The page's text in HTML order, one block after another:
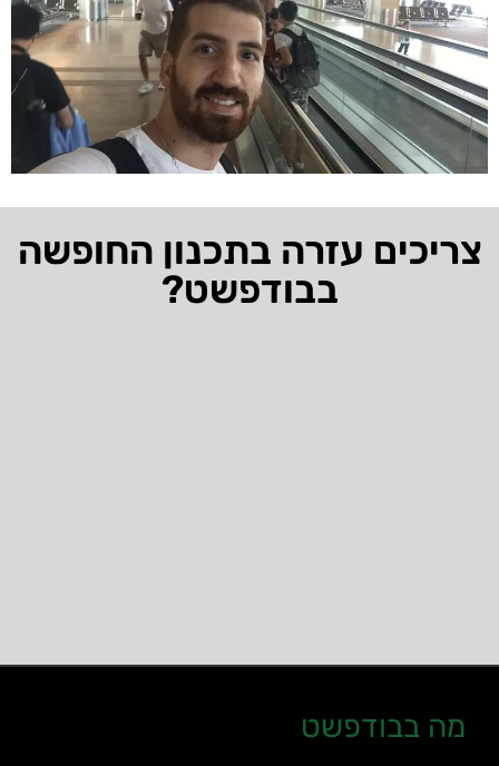
צריכים עזרה בתכנון החופשה
בבודפשט?
מה בבודפשט